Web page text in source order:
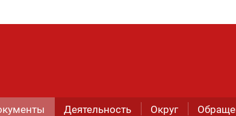
Деятельность Округ